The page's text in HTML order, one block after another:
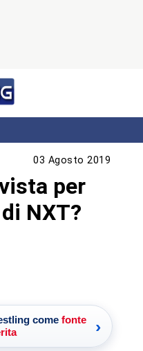
03 Agosto 2019
per
NXT?
come fonte
›